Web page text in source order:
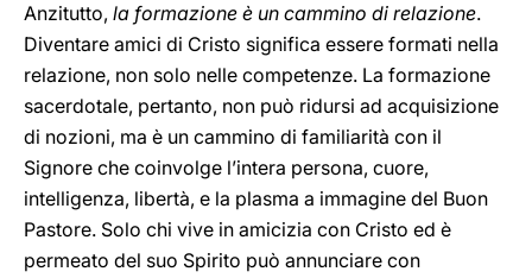
Anzitutto, la formazione è un cammino di relazione.
Diventare amici di Cristo significa essere formati nella
relazione, non solo nelle competenze. La formazione
sacerdotale, pertanto, non può ridursi ad acquisizione
di nozioni, ma è un cammino di familiarità con il
Signore che coinvolge l’intera persona, cuore,
intelligenza, libertà, e la plasma a immagine del Buon
Pastore. Solo chi vive in amicizia con Cristo ed è
permeato del suo Spirito può annunciare con